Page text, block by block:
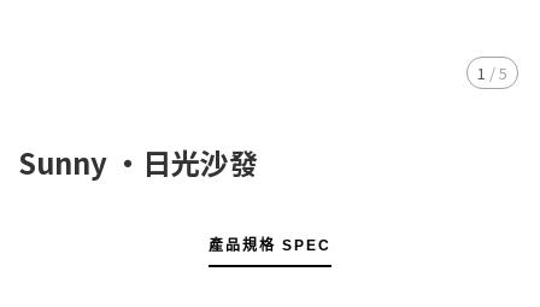
1 /5
Sunny ・日光沙發
產品規格 SPEC